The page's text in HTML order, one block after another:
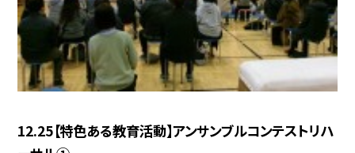
12.25【特色ある教育活動】アンサンブルコンテストリハ